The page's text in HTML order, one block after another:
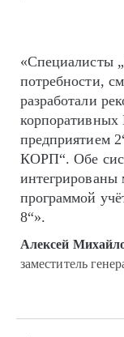
«Специалисты
потребности,
разработали
предприятием
КОРП“. Обе
интегрированы
программой
8“».
Алексей
заместитель